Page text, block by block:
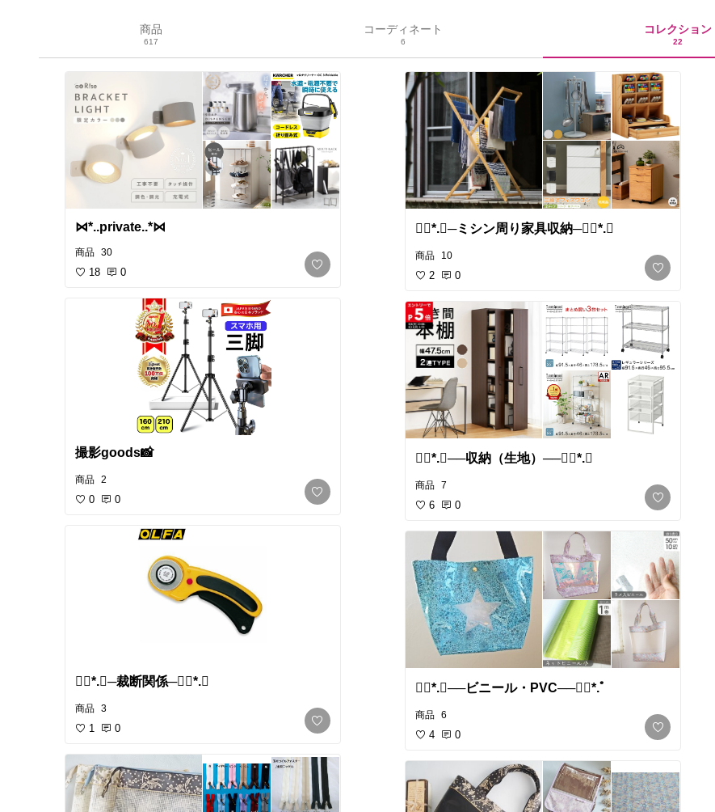
商品
617
コーディネート
6
コレクション
22
⋈*..private..*⋈
商品 30
18 0
撮影goods📸
商品 2
0 0
❁⃘*.ﾟ​─裁断関係─❁⃘*.ﾟ
商品 3
1 0
❁⃘*.ﾟ​─ミシン周り家具収納─❁⃘*.ﾟ
商品 10
2 0
❁⃘*.ﾟ​──収納（生地）──❁⃘*.ﾟ
商品 7
6 0
❁⃘*.ﾟ​──ビニール・PVC──❁⃘*.ﾟ
商品 6
4 0